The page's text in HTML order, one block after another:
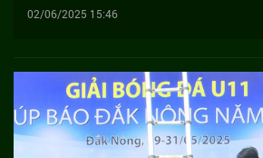
02/06/2025 15:46